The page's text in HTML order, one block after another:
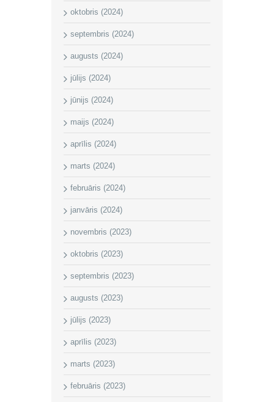
oktobris (2024)
septembris (2024)
augusts (2024)
jūlijs (2024)
jūnijs (2024)
maijs (2024)
aprīlis (2024)
marts (2024)
februāris (2024)
janvāris (2024)
novembris (2023)
oktobris (2023)
septembris (2023)
augusts (2023)
jūlijs (2023)
aprīlis (2023)
marts (2023)
februāris (2023)